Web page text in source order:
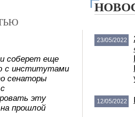
соберет еще
с институтами
сенаторы
эту
прошлой
23/05/2022
12/05/2022